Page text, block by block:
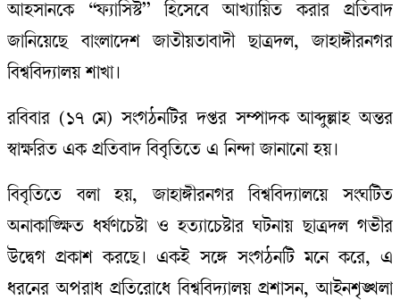
আহসানকে “ফ্যাসিস্ট” হিসেবে আখ্যায়িত করার প্রতিবাদ
জানিয়েছে বাংলাদেশ জাতীয়তাবাদী ছাত্রদল, জাহাঙ্গীরনগর
বিশ্ববিদ্যালয় শাখা।
রবিবার (১৭ মে) সংগঠনটির দপ্তর সম্পাদক আব্দুল্লাহ অন্তর
স্বাক্ষরিত এক প্রতিবাদ বিবৃতিতে এ নিন্দা জানানো হয়।
বিবৃতিতে বলা হয়, জাহাঙ্গীরনগর বিশ্ববিদ্যালয়ে সংঘটিত
অনাকাঙ্ক্ষিত ধর্ষণচেষ্টা ও হত্যাচেষ্টার ঘটনায় ছাত্রদল গভীর
উদ্বেগ প্রকাশ করছে। একই সঙ্গে সংগঠনটি মনে করে, এ
ধরনের অপরাধ প্রতিরোধে বিশ্ববিদ্যালয় প্রশাসন, আইনশৃঙ্খলা